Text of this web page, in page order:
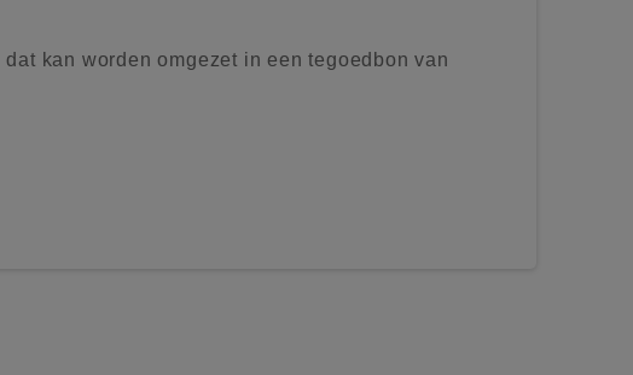
dat kan worden omgezet in een tegoedbon van